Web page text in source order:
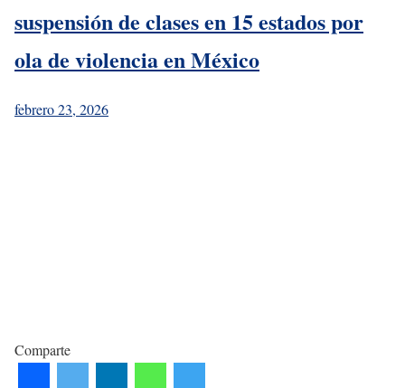
suspensión de clases en 15 estados por
ola de violencia en México
febrero 23, 2026
Comparte